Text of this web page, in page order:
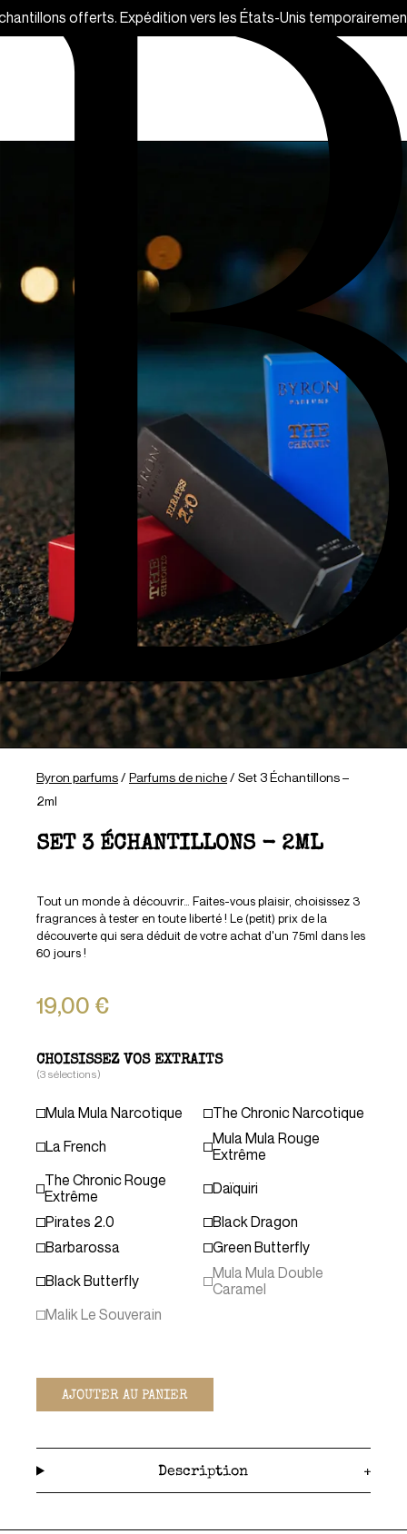
États-Unis temporairement indisponible.
Byron parfums/ Parfums de niche/ Set 3 Échantillons –
2ml
SET 3 ÉCHANTILLONS - 2ML
Tout un monde à découvrir… Faites-vous plaisir, choisissez 3
fragrances à tester en toute liberté ! Le (petit) prix de la
découverte qui sera déduit de votre achat d'un 75ml dans les
60 jours !
19,00 €
CHOISISSEZ VOS EXTRAITS
(3 sélections)
Mula Mula Narcotique
The Chronic Narcotique
La French
Mula Mula Rouge
Extrême
The Chronic Rouge
Extrême
Daïquiri
Pirates 2.0
Black Dragon
Barbarossa
Green Butterfly
Black Butterfly
Mula Mula Double
Caramel
Malik Le Souverain
AJOUTER AU PANIER
Description